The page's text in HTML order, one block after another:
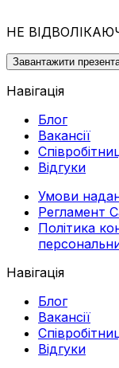
НЕ
Завантажити
Навігація
Блог
Вакансії
Відгуки
Умови
Регламент
Політика
Навігація
Блог
Вакансії
Відгуки